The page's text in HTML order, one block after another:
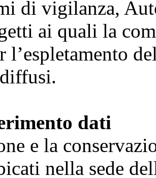
di vigilanza,
ai quali la
l’espletamento
dati
e la
nella sede